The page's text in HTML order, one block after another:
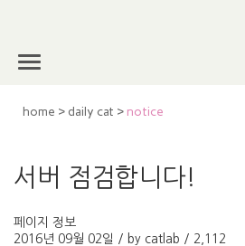
home > daily cat > notice
서버 점검합니다!
페이지 정보
2016년 09월 02일 / by catlab / 2,112